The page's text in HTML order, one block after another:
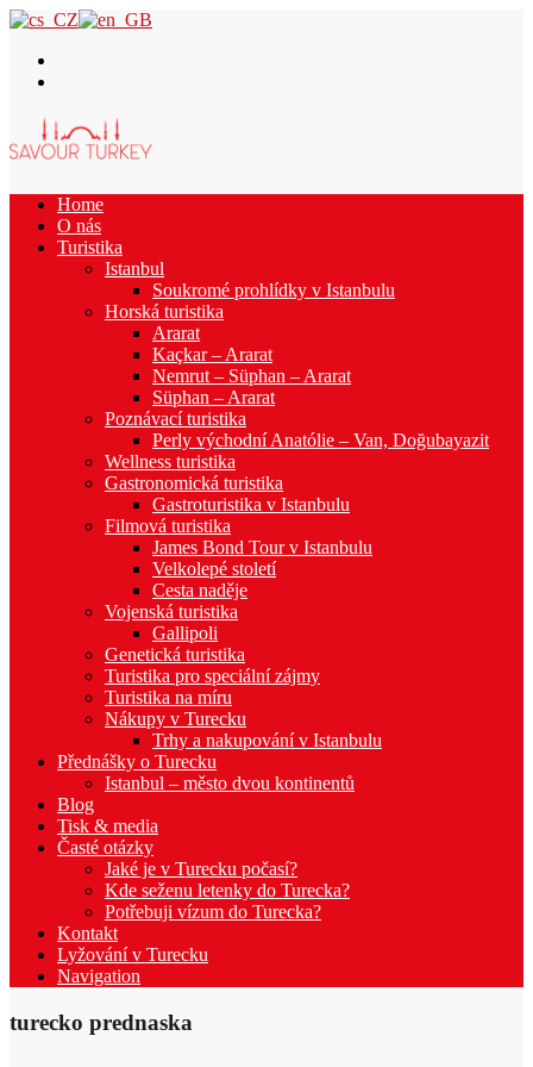
Home
O nás
Turistika
Istanbul
Soukromé prohlídky v Istanbulu
Horská turistika
Ararat
Kaçkar – Ararat
Nemrut – Süphan – Ararat
Süphan – Ararat
Poznávací turistika
Perly východní Anatólie – Van, Doğubayazit
Wellness turistika
Gastronomická turistika
Gastroturistika v Istanbulu
Filmová turistika
James Bond Tour v Istanbulu
Velkolepé století
Cesta naděje
Vojenská turistika
Gallipoli
Genetická turistika
Turistika pro speciální zájmy
Turistika na míru
Nákupy v Turecku
Trhy a nakupování v Istanbulu
Přednášky o Turecku
Istanbul – město dvou kontinentů
Blog
Tisk & media
Časté otázky
Jaké je v Turecku počasí?
Kde seženu letenky do Turecka?
Potřebuji vízum do Turecka?
Kontakt
Lyžování v Turecku
Navigation
turecko prednaska